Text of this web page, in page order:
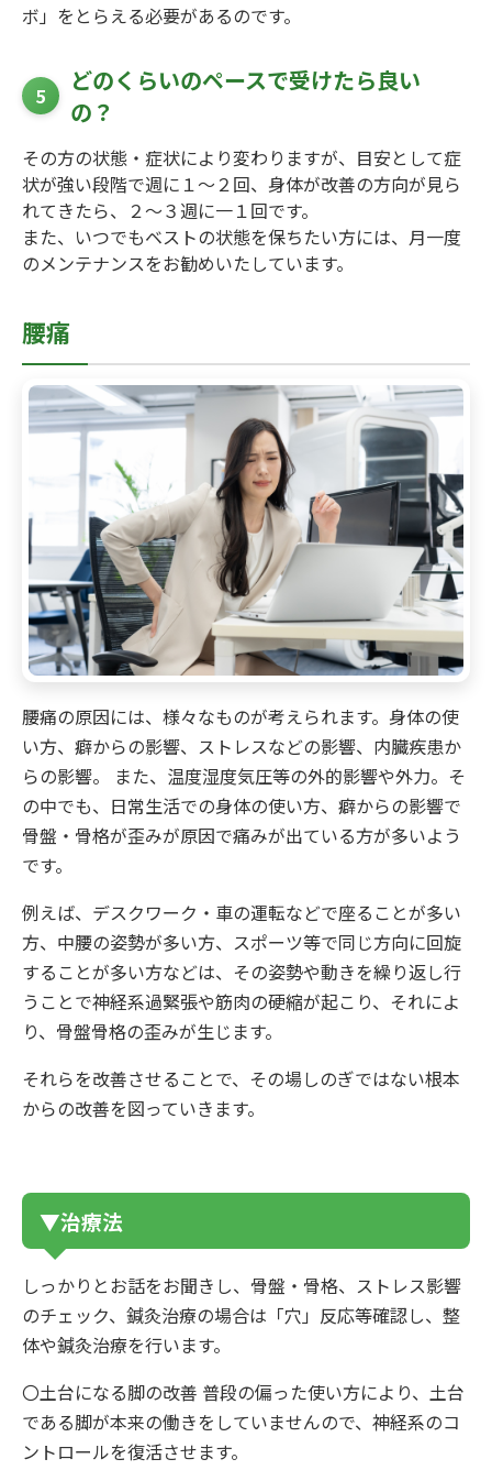
ボ」をとらえる必要があるのです。
5
どのくらいのペースで受けたら良い
の？
その方の状態・症状により変わりますが、目安として症
状が強い段階で週に１～２回、身体が改善の方向が見ら
れてきたら、２～３週に一１回です。
また、いつでもベストの状態を保ちたい方には、月一度
のメンテナンスをお勧めいたしています。
腰痛
腰痛の原因には、様々なものが考えられます。身体の使
い方、癖からの影響、ストレスなどの影響、内臓疾患か
らの影響。 また、温度湿度気圧等の外的影響や外力。そ
の中でも、日常生活での身体の使い方、癖からの影響で
骨盤・骨格が歪みが原因で痛みが出ている方が多いよう
です。
例えば、デスクワーク・車の運転などで座ることが多い
方、中腰の姿勢が多い方、スポーツ等で同じ方向に回旋
することが多い方などは、その姿勢や動きを繰り返し行
うことで神経系過緊張や筋肉の硬縮が起こり、それによ
り、骨盤骨格の歪みが生じます。
それらを改善させることで、その場しのぎではない根本
からの改善を図っていきます。
▼治療法
しっかりとお話をお聞きし、骨盤・骨格、ストレス影響
のチェック、鍼灸治療の場合は「穴」反応等確認し、整
体や鍼灸治療を行います。
〇土台になる脚の改善 普段の偏った使い方により、土台
である脚が本来の働きをしていませんので、神経系のコ
ントロールを復活させます。